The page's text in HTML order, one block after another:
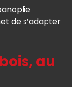
de s’adapter
au